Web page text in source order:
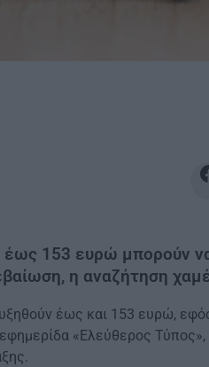
153 ευρώ μπορούν
η αναζήτηση
έως και 153 ευρώ,
«Ελεύθερος Τύπος»,